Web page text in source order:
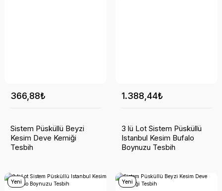
366,88₺
Sistem Püsküllü Beyzi
Kesim Deve Kemiği
Tesbih
1.388,44₺
3 lü Lot Sistem Püsküllü
Istanbul Kesim Bufalo
Boynuzu Tesbih
Yeni Yeni